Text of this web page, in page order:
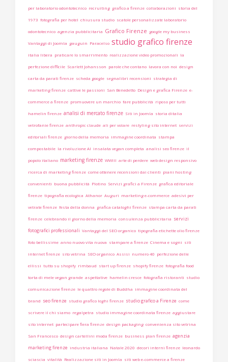
per laboratorio odontotecnico recruiting grafico a firenze collaborazioni storia del
1973 fotografia per hotel chiusura studio scatole personalizzate laboratorio
odontotecnico agenzia pubblicitaria Grafico Firenze google my business
Vantaggi di Joomla gauguin Paracelso studio grafico firenze
italia libera praticare lo smarrimento realizzazione video promozionali la
perfezione difficile Scarlett Johansson parole che contano lavora con noi design
carta da parati firenze scheda google segnalibri recensioni strategia di
marketing firenze cattive le passioni San Benedetto Design e grafica Firenze e-
commerce a firenze promuovere un marchio fare pubblicità riposo per tutti
hamelin firenze analisi di mercato firenze Siti in Joomla storia ditalia
vetrofanie firenze anthropic claude ali per volare restyling sito internet servizi
editoriali firenze giorno della memoria immagine coordinata stampa
compostabile la rivoluzione AI insalata vegan completa analisi seo firenze il
popolo italiano marketing firenze WWIII arte di perdere web design responsivo
ricerca di marketing firenze come ottenere recensioni dai clienti piani hosting
convenienti buona pubblicità Plotino Servizi grafici a Firenze grafica editoriale
firenze tipografia ecologica Athanor Auguri marketing e-commerce adesivi per
vetrate firenze festa della donna grafica cataloghi firenze stampa carta da parati
firenze celebrando il giorno della memoria consulenza pubblicitaria servizi
fotografici professionali Vantaggi del SEO organico tipografia etichette olio firenze
foto bellissime anno nuovo vita nuova stampare a firenze Cinema e sogni siti
internet firenze sito vetrina SEO organico Assisi numero 40 perfezione delle
ellissi tutto su shopify rimbaud start up firenze shopify firenze fotografia food
torta di mele vegan grande aspettative hamelin cresce fotografia ristoranti studio
comunicazione firenze le quattro regole di Buddha immagine coordinata del
brand seo firenze studio grafico loghi firenze studio grafico a Firenze come
scrivere il chi siamo regalpetra studio immagine coordinata firenze aggiustare
sito internet partecipare fiera firenze design packaging convenienza sito vetrina
San Francesco design cartellini moda firenze business plan firenze agenzia
marketing firenze industria italiana Natale 2020 decori interni firenze leonardo
sciascia vitalità Realizzazione siti in Joomla siti web e-commerce a firenze